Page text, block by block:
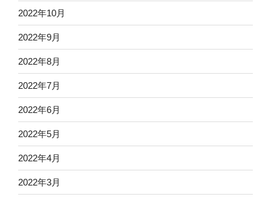
2022年10月
2022年9月
2022年8月
2022年7月
2022年6月
2022年5月
2022年4月
2022年3月